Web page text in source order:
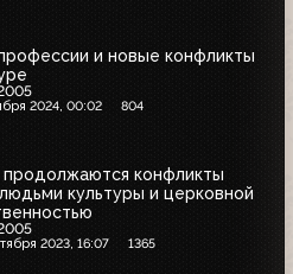
и новые конфликты
2024, 00:02 804
продолжаются конфликты
культуры и церковной
2023, 16:07 1365